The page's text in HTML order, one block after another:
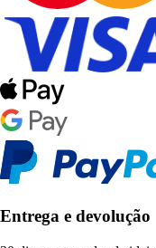
Entrega e devolução